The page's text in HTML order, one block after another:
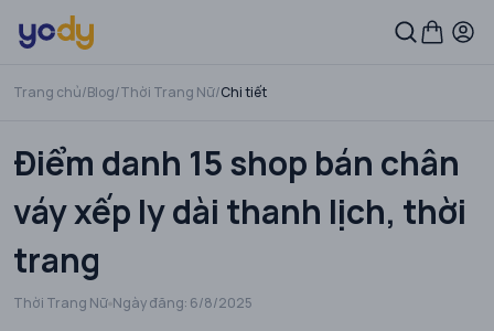
Trang chủ/Blog/Thời Trang Nữ/Chi tiết
Điểm danh 15 shop bán chân
váy xếp ly dài thanh lịch, thời
trang
Thời Trang Nữ Ngày đăng: 6/8/2025